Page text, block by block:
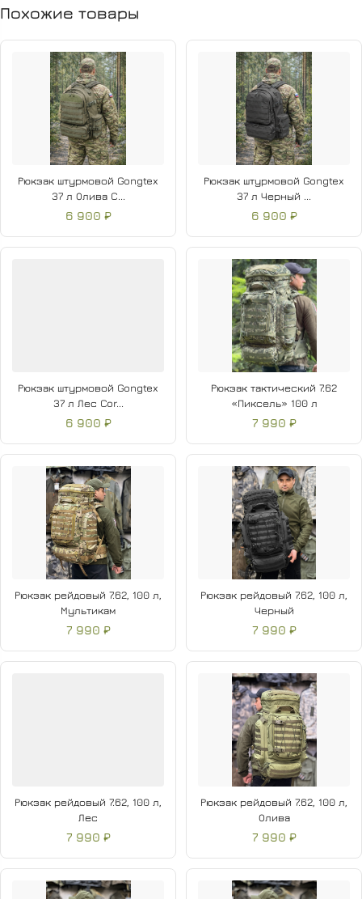
Дополнительная информация
Высота предмета 50 см
Глубина предмета
Вес товара без упаковки (г)
Длина упаковки
Высота упаковки
Ширина упаковки
Похожие товары
Рюкзак штурмовой Gongtex
37 л Олива C...
6 900 ₽
Рюкзак штурмовой Gongtex
37 л Черный ...
6 900 ₽
Рюкзак штурмовой Gongtex
37 л Лес Cor...
6 900 ₽
Рюкзак тактический 7.62
«Пиксель» 100 л
7 990 ₽
Рюкзак рейдовый 7.62, 100 л,
Мультикам
7 990 ₽
Рюкзак рейдовый 7.62, 100 л,
Черный
7 990 ₽
Рюкзак рейдовый 7.62, 100 л,
Лес
7 990 ₽
Рюкзак рейдовый 7.62, 100 л,
Олива
7 990 ₽